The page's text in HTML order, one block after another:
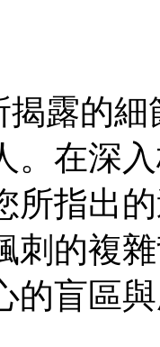
揭露的
。在深
所指出
刺的複
的盲區